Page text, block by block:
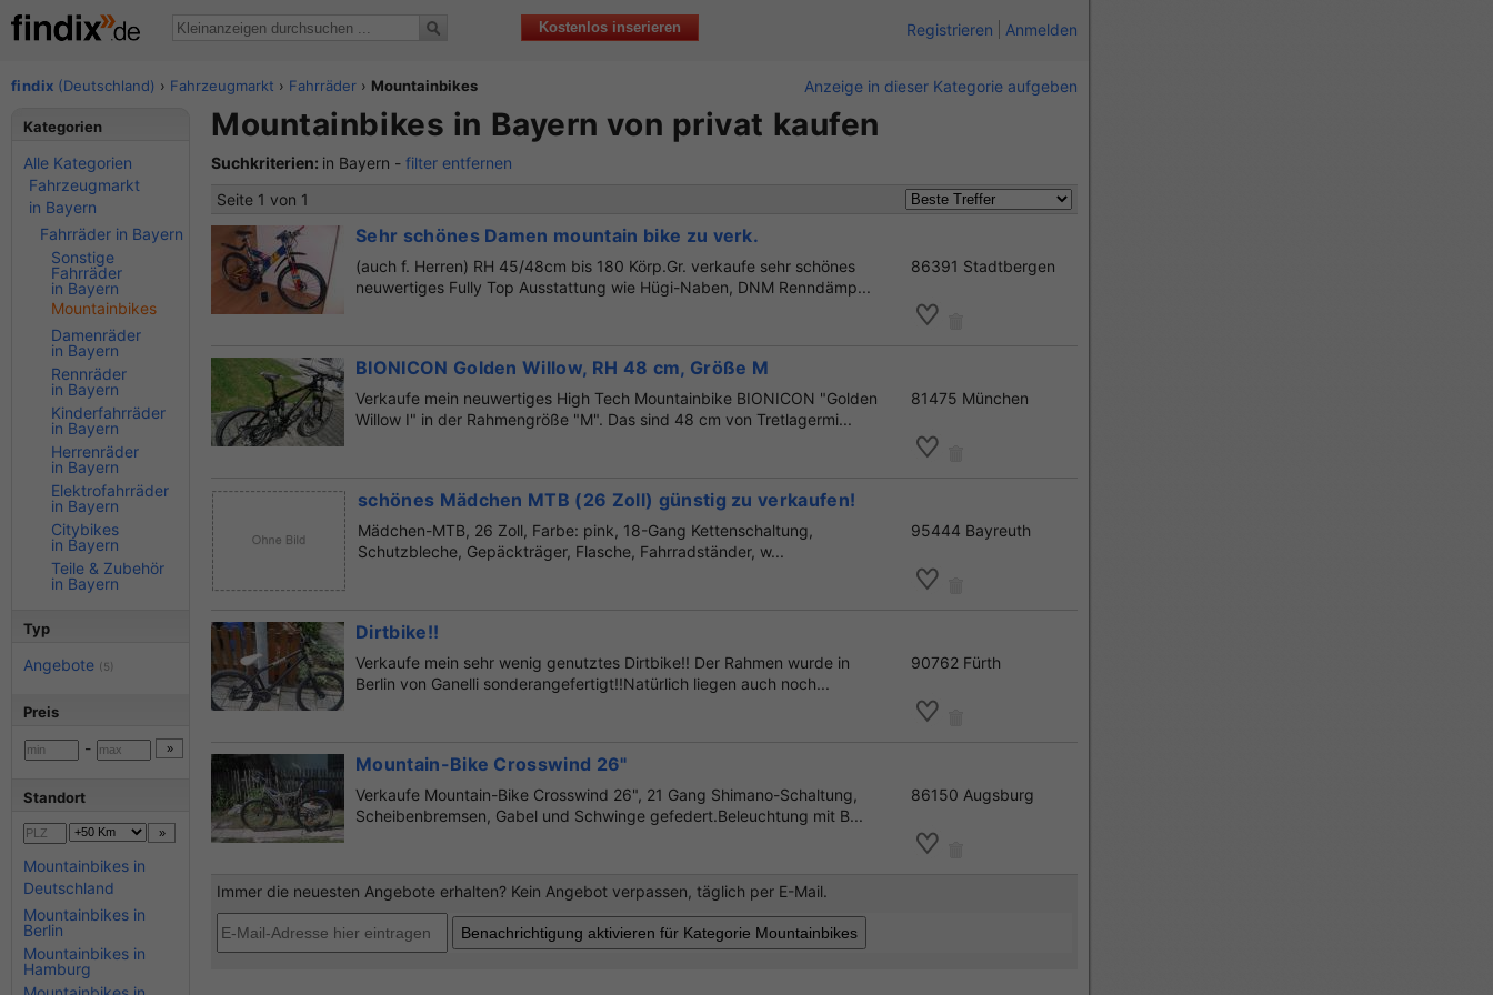
Kostenlos inserieren Registrieren Anmelden
findix (Deutschland) › Fahrzeugmarkt › Fahrräder › Mountainbikes Anzeige in dieser Kategorie aufgeben
Mountainbikes in Bayern von privat kaufen
Suchkriterien: in Bayern - filter entfernen
Seite 1 von 1
Sehr schönes Damen mountain bike zu verk.
(auch f. Herren) RH 45/48cm bis 180 Körp.Gr. verkaufe sehr schönes
neuwertiges Fully Top Ausstattung wie Hügi-Naben, DNM Renndämp...
86391 Stadtbergen
BIONICON Golden Willow, RH 48 cm, Größe M
Verkaufe mein neuwertiges High Tech Mountainbike BIONICON "Golden
Willow I" in der Rahmengröße "M". Das sind 48 cm von Tretlagermi...
81475 München
schönes Mädchen MTB (26 Zoll) günstig zu verkaufen!
Mädchen-MTB, 26 Zoll, Farbe: pink, 18-Gang Kettenschaltung,
Schutzbleche, Gepäckträger, Flasche, Fahrradständer, w...
95444 Bayreuth
Dirtbike!!
Verkaufe mein sehr wenig genutztes Dirtbike!! Der Rahmen wurde in
Berlin von Ganelli sonderangefertigt!!Natürlich liegen auch noch...
90762 Fürth
Mountain-Bike Crosswind 26"
Verkaufe Mountain-Bike Crosswind 26", 21 Gang Shimano-Schaltung,
Scheibenbremsen, Gabel und Schwinge gefedert.Beleuchtung mit B...
86150 Augsburg
Immer die neuesten Angebote erhalten? Kein Angebot verpassen, täglich per E-Mail.
Kategorien
Alle Kategorien
Fahrzeugmarkt
in Bayern
Fahrräder in Bayern
Sonstige
Fahrräder
in Bayern
Mountainbikes
Damenräder
in Bayern
Rennräder
in Bayern
Kinderfahrräder
in Bayern
Herrenräder
in Bayern
Elektrofahrräder
in Bayern
Citybikes
in Bayern
Teile & Zubehör
in Bayern
Typ
Angebote (5)
Preis
-
Standort
Mountainbikes in
Deutschland
Mountainbikes in
Berlin
Mountainbikes in
Hamburg